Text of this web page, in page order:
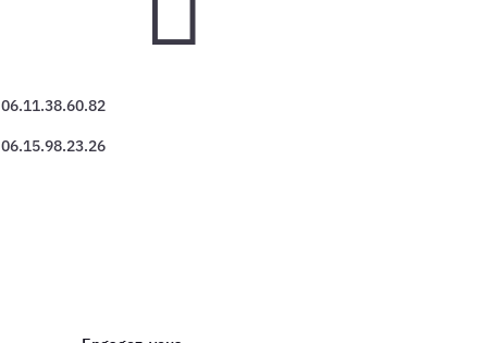
06.11.38.60.82
06.15.98.23.26